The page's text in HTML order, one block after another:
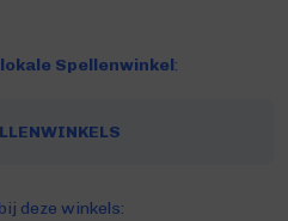
lokale Spellenwinkel:
deze winkels: